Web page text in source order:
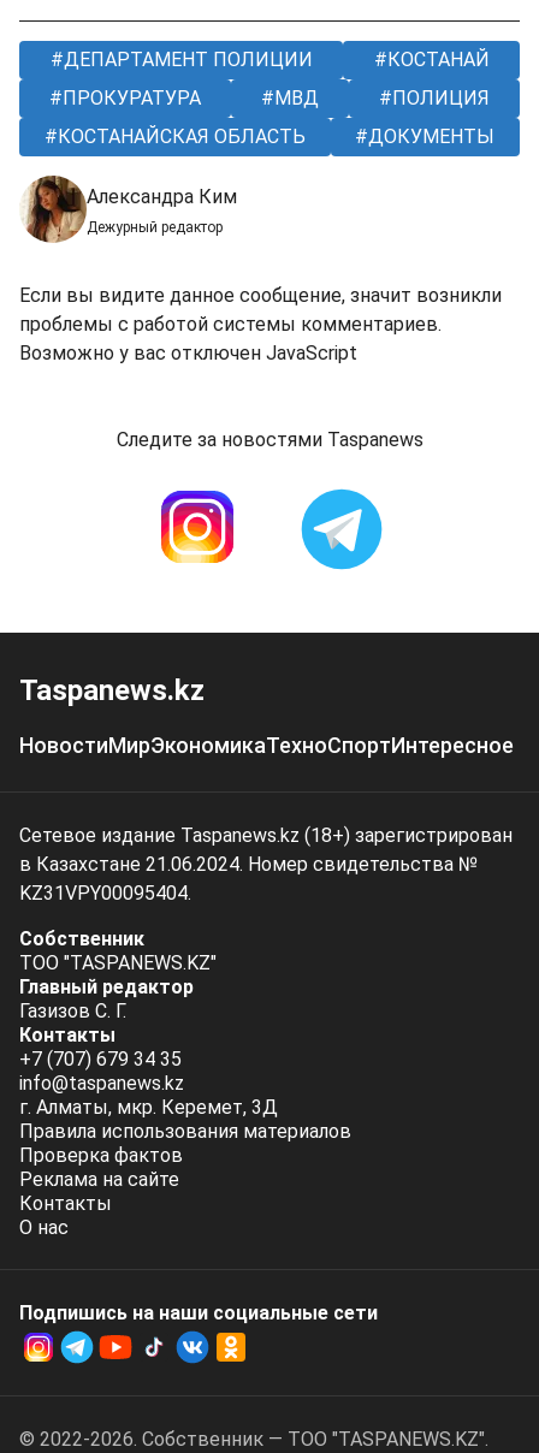
ДЕПАРТАМЕНТ ПОЛИЦИИ
КОСТАНАЙ
ПРОКУРАТУРА
МВД
ПОЛИЦИЯ
КОСТАНАЙСКАЯ ОБЛАСТЬ
ДОКУМЕНТЫ
Александра Ким
Дежурный редактор
Если вы видите данное сообщение, значит возникли
проблемы с работой системы комментариев.
Возможно у вас отключен JavaScript
Следите за новостями Taspanews
Taspanews.kz
НовостиМирЭкономикаТехноСпортИнтересное
Сетевое издание Taspanews.kz (18+) зарегистрирован
в Казахстане 21.06.2024. Номер свидетельства №
KZ31VPY00095404.
Собственник
ТОО "TASPANEWS.KZ"
Главный редактор
Газизов С. Г.
Контакты
+7 (707) 679 34 35
info@taspanews.kz
г. Алматы, мкр. Керемет, 3Д
Правила использования материалов
Проверка фактов
Реклама на сайте
Контакты
О нас
Подпишись на наши социальные cети
© 2022-2026. Собственник — ТОО "TASPANEWS.KZ".